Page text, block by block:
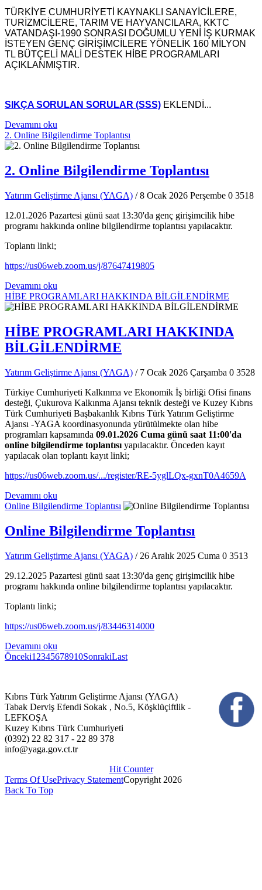
TÜRKİYE CUMHURİYETİ KAYNAKLI SANAYİCİLERE,
TURİZMCİLERE, TARIM VE HAYVANCILARA, KKTC
VATANDAŞI-1990 SONRASI DOĞUMLU YENİ İŞ KURMAK
İSTEYEN GENÇ GİRİŞİMCİLERE YÖNELİK 160 MİLYON
TL BÜTÇELİ MALİ DESTEK HİBE PROGRAMLARI
AÇIKLANMIŞTIR.
SIKÇA SORULAN SORULAR (SSS) EKLENDİ...
Devamını oku
2. Online Bilgilendirme Toplantısı
2. Online Bilgilendirme Toplantısı
Yatırım Geliştirme Ajansı (YAGA) / 8 Ocak 2026 Perşembe 0 3518
12.01.2026 Pazartesi günü saat 13:30'da genç girişimcilik hibe
programı hakkında online bilgilendirme toplantısı yapılacaktır.
Toplantı linki;
https://us06web.zoom.us/j/87647419805
Devamını oku
HİBE PROGRAMLARI HAKKINDA BİLGİLENDİRME
HİBE PROGRAMLARI HAKKINDA
BİLGİLENDİRME
Yatırım Geliştirme Ajansı (YAGA) / 7 Ocak 2026 Çarşamba 0 3528
Türkiye Cumhuriyeti Kalkınma ve Ekonomik İş birliği Ofisi finans
desteği, Çukurova Kalkınma Ajansı teknik desteği ve Kuzey Kıbrıs
Türk Cumhuriyeti Başbakanlık Kıbrıs Türk Yatırım Geliştirme
Ajansı -YAGA koordinasyonunda yürütülmekte olan hibe
programları kapsamında 09.01.2026 Cuma günü saat 11:00'da
online bilgilendirme toplantısı yapılacaktır. Önceden kayıt
yapılacak olan toplantı kayıt linki;
https://us06web.zoom.us/.../register/RE-5yglLQx-gxnT0A4659A
Devamını oku
Online Bilgilendirme Toplantısı
Online Bilgilendirme Toplantısı
Yatırım Geliştirme Ajansı (YAGA) / 26 Aralık 2025 Cuma 0 3513
29.12.2025 Pazartesi günü saat 13:30'da genç girişimcilik hibe
programı hakkında online bilgilendirme toplantısı yapılacaktır.
Toplantı linki;
https://us06web.zoom.us/j/83446314000
Devamını oku
Önceki1 2345678910SonrakiLast
Kıbrıs Türk Yatırım Geliştirme Ajansı (YAGA)
Tabak Derviş Efendi Sokak , No.5, Köşklüçiftlik -
LEFKOŞA
Kuzey Kıbrıs Türk Cumhuriyeti
(0392) 22 82 317 - 22 89 378
info@yaga.gov.ct.tr
Hit Counter
Terms Of UsePrivacy StatementCopyright 2026
Back To Top